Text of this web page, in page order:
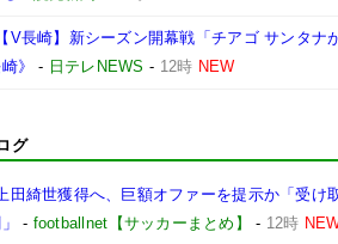
【V長崎】新シーズン開幕戦「チアゴ サンタ
》
- 日テレNEWS - 12時 NEW
グ
田綺世獲得へ、巨額オファーを提示か「受
- footballnet【サッカーまとめ】 - 12時